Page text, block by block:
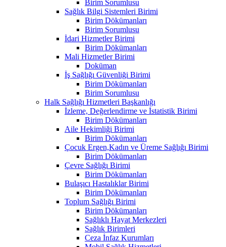
Birim Sorumlusu
Sağlık Bilgi Sistemleri Birimi
Birim Dökümanları
Birim Sorumlusu
İdari Hizmetler Birimi
Birim Dökümanları
Mali Hizmetler Birimi
Doküman
İş Sağlığı Güvenliği Birimi
Birim Dökümanları
Birim Sorumlusu
Halk Sağlığı Hizmetleri Başkanlığı
İzleme, Değerlendirme ve İstatistik Birimi
Birim Dökümanları
Aile Hekimliği Birimi
Birim Dökümanları
Çocuk Ergen,Kadın ve Üreme Sağlığı Birimi
Birim Dökümanları
Çevre Sağlığı Birimi
Birim Dökümanları
Bulaşıcı Hastalıklar Birimi
Birim Dökümanları
Toplum Sağlığı Birimi
Birim Dökümanları
Sağlıklı Hayat Merkezleri
Sağlık Birimleri
Ceza İnfaz Kurumları